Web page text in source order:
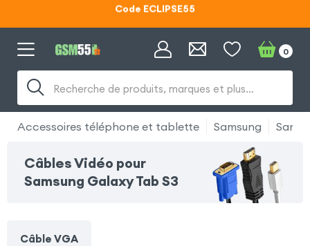
Code ECLIPSE55
Code ECLIPSE55
Recherche de produits, marques et plus…
0
Accessoires téléphone et tablette Samsung
Câbles Vidéo pour
Samsung Galaxy Tab S3
Câble VGA